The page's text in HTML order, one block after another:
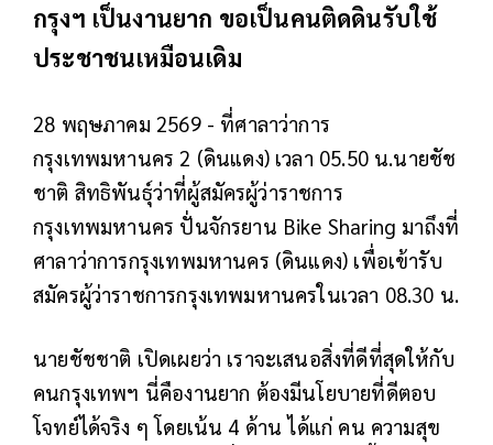
กรุงฯ เป็นงานยาก ขอเป็นคนติดดินรับใช้
ประชาชนเหมือนเดิม
28 พฤษภาคม 2569 - ที่ศาลาว่าการ
กรุงเทพมหานคร 2 (ดินแดง) เวลา 05.50 น.นายชัช
ชาติ สิทธิพันธุ์ว่าที่ผู้สมัครผู้ว่าราชการ
กรุงเทพมหานคร ปั่นจักรยาน Bike Sharing มาถึงที่
ศาลาว่าการกรุงเทพมหานคร (ดินแดง) เพื่อเข้ารับ
สมัครผู้ว่าราชการกรุงเทพมหานครในเวลา 08.30 น.
นายชัชชาติ เปิดเผยว่า เราจะเสนอสิ่งที่ดีที่สุดให้กับ
คนกรุงเทพฯ นี่คืองานยาก ต้องมีนโยบายที่ดีตอบ
โจทย์ได้จริง ๆ โดยเน้น 4 ด้าน ได้แก่ คน ความสุข